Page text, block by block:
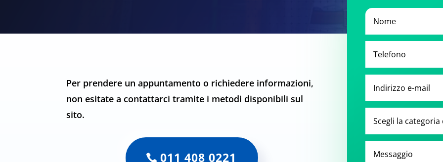
Per prendere un appuntamento o richiedere informazioni,
non esitate a contattarci tramite i metodi disponibili sul
sito.
011 408 0221